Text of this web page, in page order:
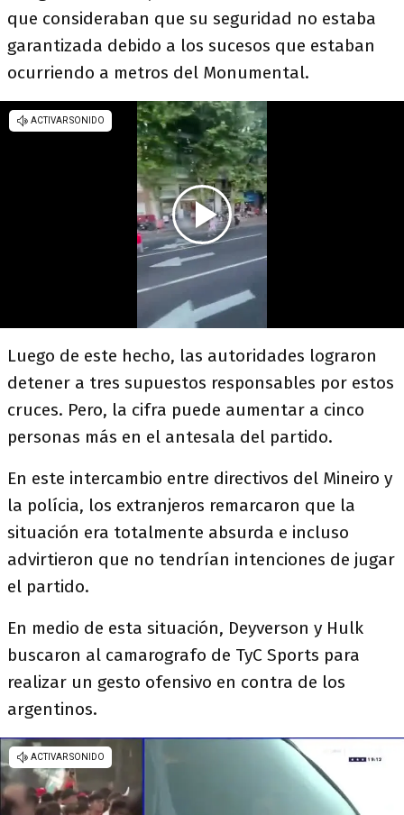
que consideraban que su seguridad no estaba
garantizada debido a los sucesos que estaban
ocurriendo a metros del Monumental.
Luego de este hecho, las autoridades lograron
detener a tres supuestos responsables por estos
cruces. Pero, la cifra puede aumentar a cinco
personas más en el antesala del partido.
En este intercambio entre directivos del Mineiro y
la polícia, los extranjeros remarcaron que la
situación era totalmente absurda e incluso
advirtieron que no tendrían intenciones de jugar
el partido.
En medio de esta situación, Deyverson y Hulk
buscaron al camarografo de TyC Sports para
realizar un gesto ofensivo en contra de los
argentinos.